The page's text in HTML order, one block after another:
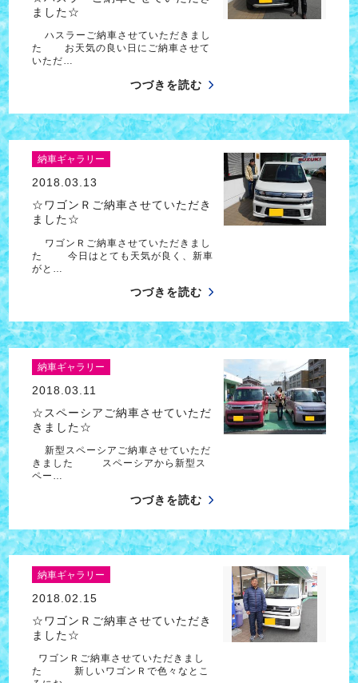
ました☆
ハスラーご納車させていただきまし
た お天気の良い日にご納車させて
いただ…
つづきを読む
納車ギャラリー
2018.03.13
☆ワゴンＲご納車させていただき
ました☆
ワゴンＲご納車させていただきまし
た 今日はとても天気が良く、新車
がと…
つづきを読む
納車ギャラリー
2018.03.11
☆スペーシアご納車させていただ
きました☆
新型スペーシアご納車させていただ
きました スペーシアから新型ス
ペー…
つづきを読む
納車ギャラリー
2018.02.15
☆ワゴンＲご納車させていただき
ました☆
ワゴンＲご納車させていただきまし
た 新しいワゴンＲで色々なとこ